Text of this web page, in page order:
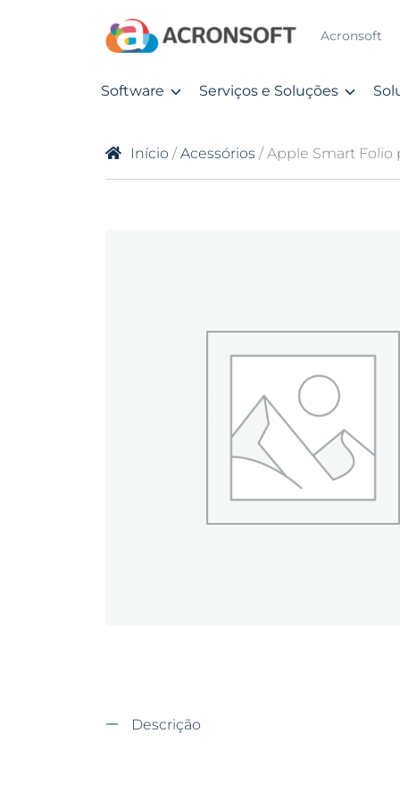
Acronsoft
Software Serviços e Soluções
Início /Acessórios / Apple Smart Folio
Descrição